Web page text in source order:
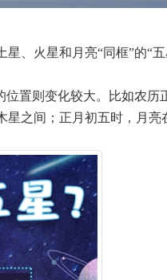
、火星和月亮“同框”的“五
置则变化较大。比如农历
星之间；正月初五时，月亮